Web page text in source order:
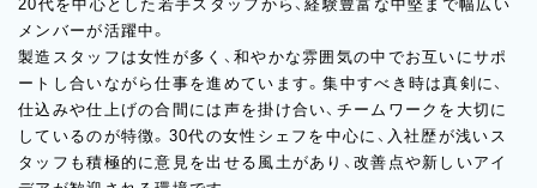
20代を中心とした若手スタッフから、経験豊富な中堅まで幅広い
メンバーが活躍中。
製造スタッフは女性が多く、和やかな雰囲気の中でお互いにサポ
ートし合いながら仕事を進めています。集中すべき時は真剣に、
仕込みや仕上げの合間には声を掛け合い、チームワークを大切に
しているのが特徴。30代の女性シェフを中心に、入社歴が浅いス
タッフも積極的に意見を出せる風土があり、改善点や新しいアイ